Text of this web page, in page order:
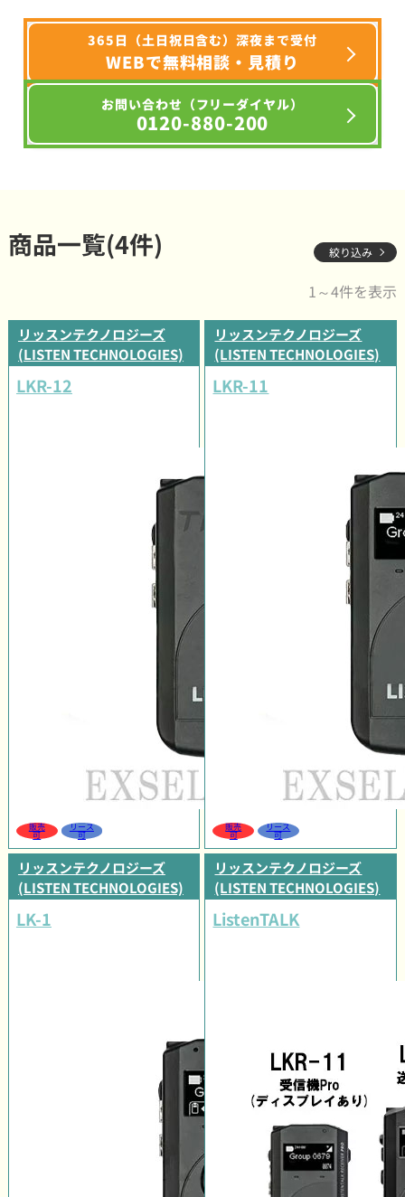
365日（土日祝日含む）深夜まで受付
WEBで無料相談・見積り
お問い合わせ（フリーダイヤル）
0120-880-200
商品一覧(4件) 絞り込み
1～4件を表示
リッスンテクノロジーズ
(LISTEN TECHNOLOGIES)
LKR-12
販売
可
リース
可
リッスンテクノロジーズ
(LISTEN TECHNOLOGIES)
LKR-11
販売
可
リース
可
リッスンテクノロジーズ
(LISTEN TECHNOLOGIES)
LK-1
リッスンテクノロジーズ
(LISTEN TECHNOLOGIES)
ListenTALK